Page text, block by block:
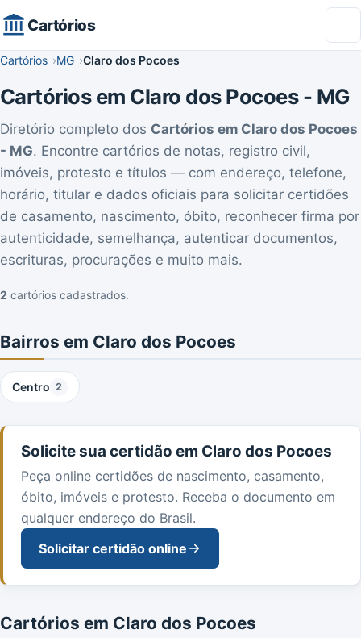
Cartórios
Cartórios MG Claro dos Pocoes
Cartórios em Claro dos Pocoes - MG
Diretório completo dos Cartórios em Claro dos Pocoes
- MG. Encontre cartórios de notas, registro civil,
imóveis, protesto e títulos — com endereço, telefone,
horário, titular e dados oficiais para solicitar certidões
de casamento, nascimento, óbito, reconhecer firma por
autenticidade, semelhança, autenticar documentos,
escrituras, procurações e muito mais.
2 cartórios cadastrados.
Bairros em Claro dos Pocoes
Centro 2
Solicite sua certidão em Claro dos Pocoes
Peça online certidões de nascimento, casamento,
óbito, imóveis e protesto. Receba o documento em
qualquer endereço do Brasil.
Solicitar certidão online
Cartórios em Claro dos Pocoes